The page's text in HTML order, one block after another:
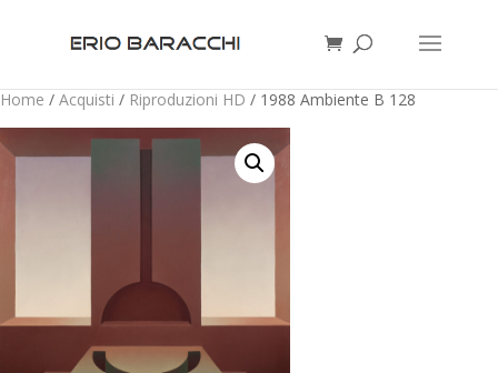
Home / Acquisti / Riproduzioni HD / 1988 Ambiente B 128